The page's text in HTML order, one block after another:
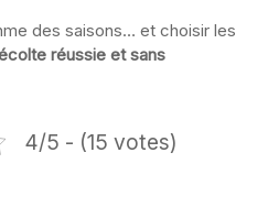
des saisons… et choisir les
réussie et sans
4/5 - (15 votes)